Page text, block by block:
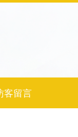
客留言